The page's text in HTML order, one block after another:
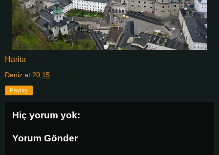
Harita
Deniz at 20:15
Paylaş
Hiç yorum yok:
Yorum Gönder